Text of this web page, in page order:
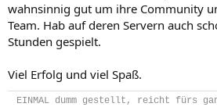
wahnsinnig gut um ihre Community
Team. Hab auf deren Servern auch
Stunden gespielt.
Viel Erfolg und viel Spaß.
EINMAL dumm gestellt, reicht fürs